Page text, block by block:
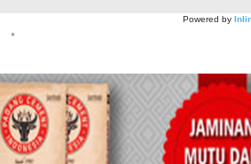
Powered by
*